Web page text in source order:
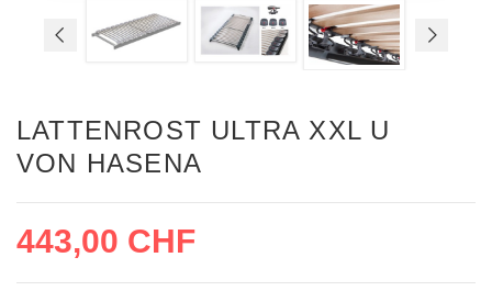
LATTENROST ULTRA XXL U
VON HASENA
443,00 CHF